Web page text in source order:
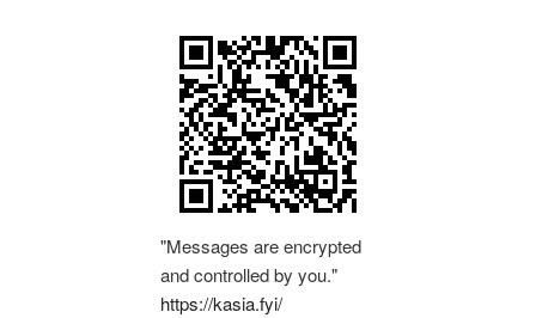
"Messages are encrypted
and controlled by you."
https://kasia.fyi/